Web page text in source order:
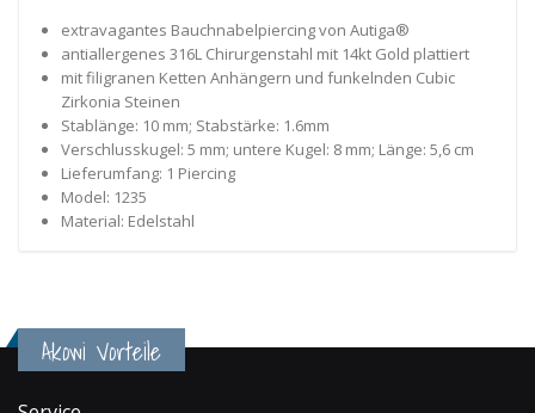
extravagantes Bauchnabelpiercing von Autiga®
antiallergenes 316L Chirurgenstahl mit 14kt Gold plattiert
mit filigranen Ketten Anhängern und funkelnden Cubic
Zirkonia Steinen
Stablänge: 10 mm; Stabstärke: 1.6mm
Verschlusskugel: 5 mm; untere Kugel: 8 mm; Länge: 5,6 cm
Lieferumfang: 1 Piercing
Model: 1235
Material: Edelstahl
Akowi Vorteile